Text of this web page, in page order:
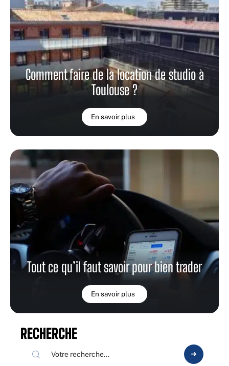
Comment faire de la location de studio à
Toulouse ?
En savoir plus
Tout ce qu’il faut savoir pour bien trader
En savoir plus
RECHERCHE